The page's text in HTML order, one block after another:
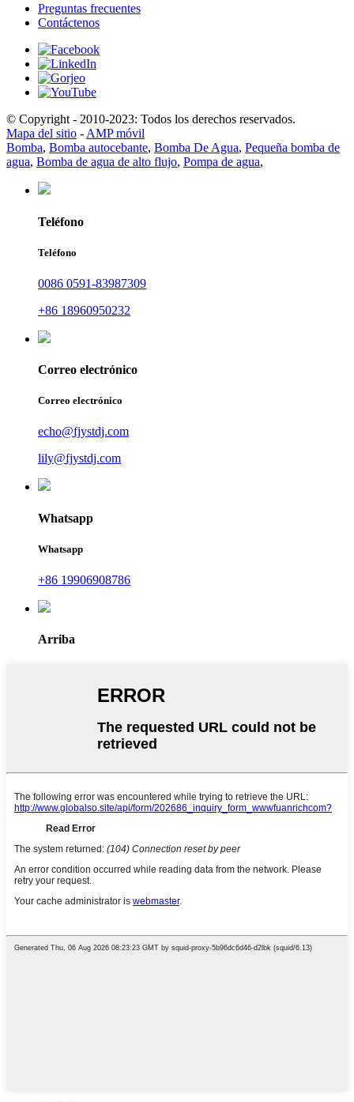
Preguntas frecuentes
Contáctenos
© Copyright - 2010-2023: Todos los derechos reservados.
Mapa del sitio - AMP móvil
Bomba, Bomba autocebante, Bomba De Agua, Pequeña bomba de
agua, Bomba de agua de alto flujo, Pompa de agua,
Teléfono
Teléfono
0086 0591-83987309
+86 18960950232
Correo electrónico
Correo electrónico
echo@fjystdj.com
lily@fjystdj.com
Whatsapp
Whatsapp
+86 19906908786
Arriba